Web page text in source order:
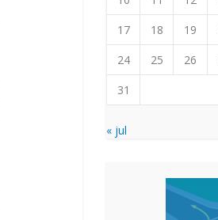
17
18 19
24
25 26
31
« jul